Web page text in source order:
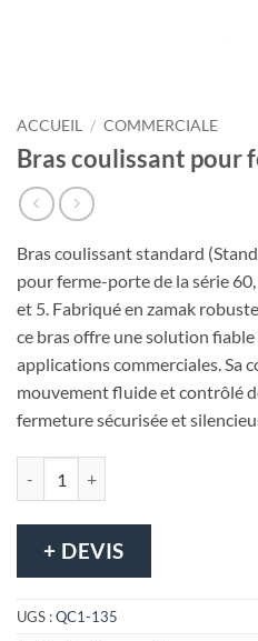
ACCUEIL / COMMERCIALE
Bras coulissant pour
Bras coulissant standard
pour ferme-porte de la série
et 5. Fabriqué en zamak
ce bras offre une solution
applications commerciales. Sa
mouvement fluide et contrôlé
fermeture sécurisée et
+ DEVIS
UGS :QC1-135